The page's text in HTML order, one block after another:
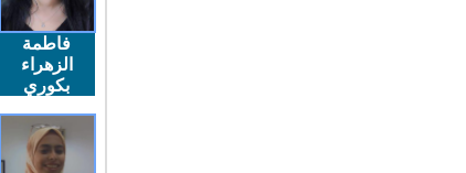
فاطمة
الزهراء
بكوري